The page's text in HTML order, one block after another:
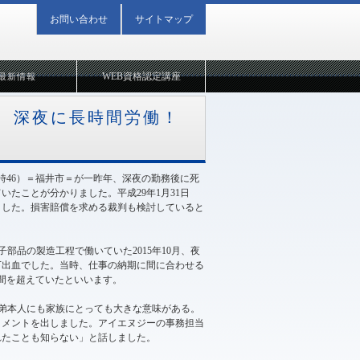
新情報
夜に長時間労働！
）＝福井市＝が一昨年、深夜の勤務後に死
たことが分かりました。平成29年1月31日
た。損害賠償を求める裁判も検討していると
品の製造工程で働いていた2015年10月、夜
血でした。当時、仕事の納期に間に合わせる
超えていたといいます。
人にも家族にとっても大きな意味がある。
ントを出しました。アイエヌジーの事務担当
ことも知らない」と話しました。
WEB資格認定講座
お問い合わせ サイトマップ